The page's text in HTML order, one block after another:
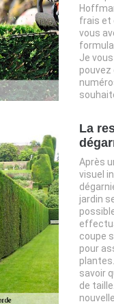
frais et
vous
Je
La
Après
visuel
jardin
coupe
pour
savoir
de